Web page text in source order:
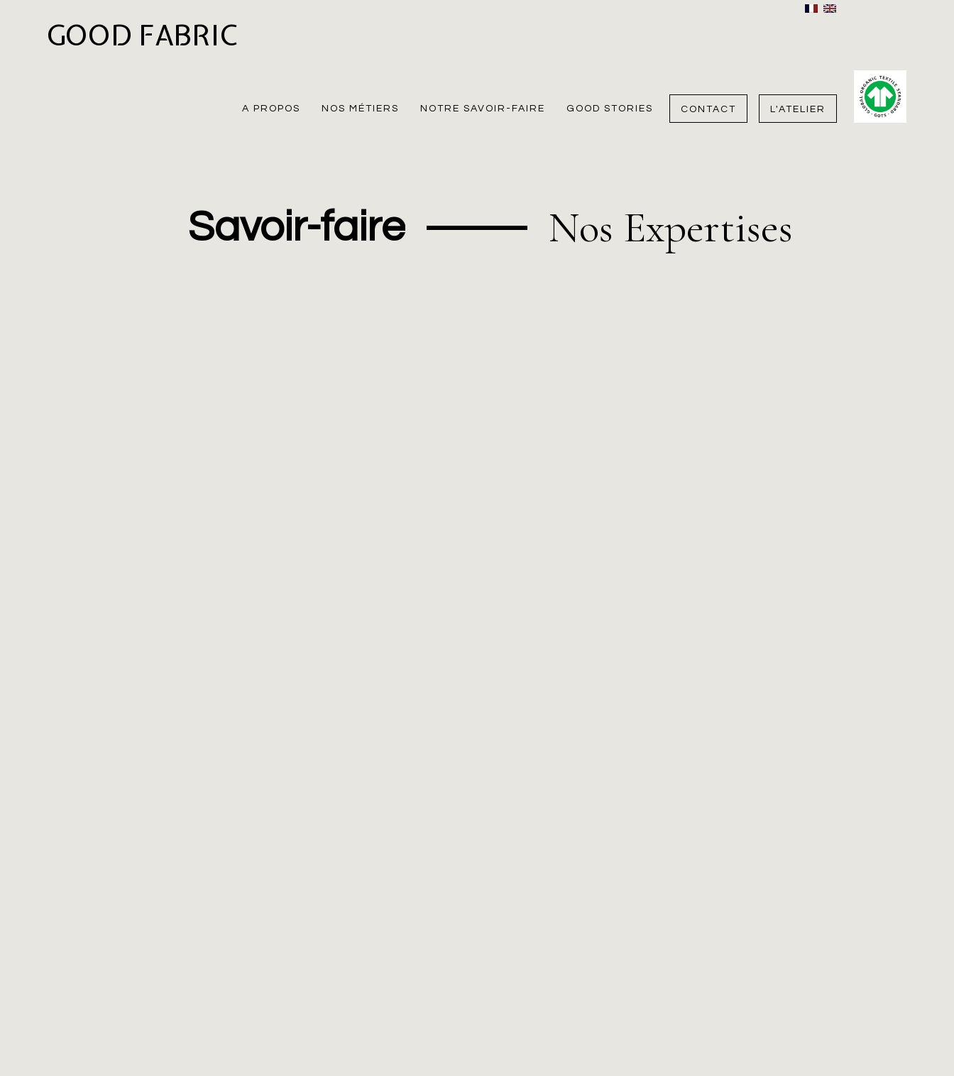
GOOD FABRIC
A PROPOS NOS MÉTIERS NOTRE SAVOIR-FAIRE GOOD STORIES CONTACT L'ATELIER
Savoir-faire Nos Expertises